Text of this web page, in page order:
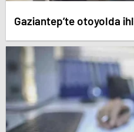
Gaziantep’te otoyolda